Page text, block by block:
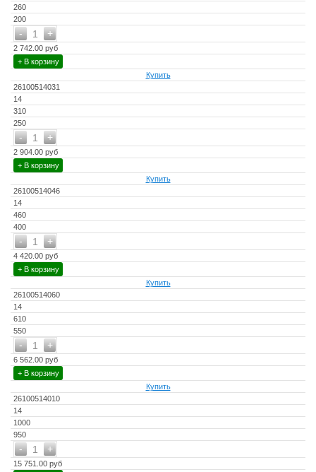
260
200
+
- 1
2 742.00 руб
+ В корзину
Купить
26100514031
14
310
250
+
- 1
2 904.00 руб
+ В корзину
Купить
26100514046
14
460
400
+
- 1
4 420.00 руб
+ В корзину
Купить
26100514060
14
610
550
+
- 1
6 562.00 руб
+ В корзину
Купить
26100514010
14
1000
950
+
- 1
15 751.00 руб